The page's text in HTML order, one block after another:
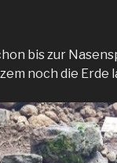
bis zur
noch die Erde